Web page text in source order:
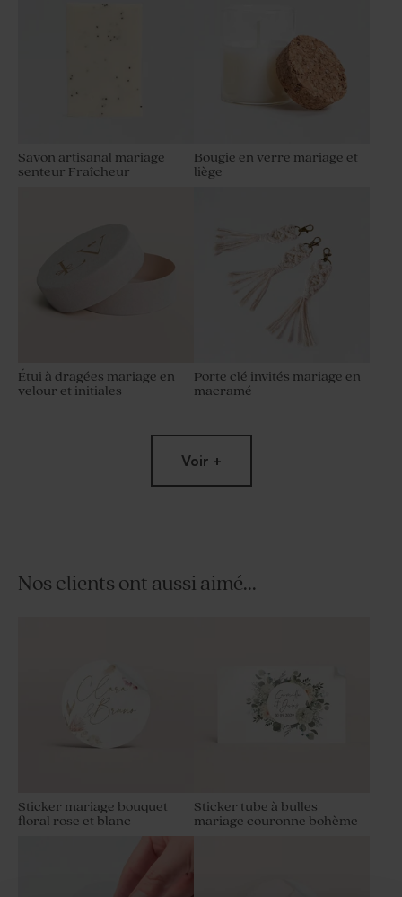
Savon artisanal mariage
senteur Fraîcheur
Bougie en verre mariage et
liège
Étui à dragées mariage en
velour et initiales
Porte clé invités mariage en
macramé
Fleurs séchées mariage -
Voir +
Nos clients ont aussi aimé...
Sticker mariage bouquet
floral rose et blanc
Sticker tube à bulles
mariage couronne bohème